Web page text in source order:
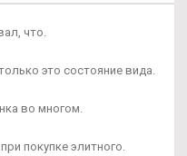
что.
это состояние вида.
во многом.
покупке элитного.